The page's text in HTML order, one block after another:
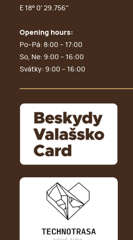
E 18° 0' 29.756''
Opening hours:
Po–Pá: 8:00 – 17:00
So, Ne: 9:00 – 16:00
Svátky: 9:00 – 16:00